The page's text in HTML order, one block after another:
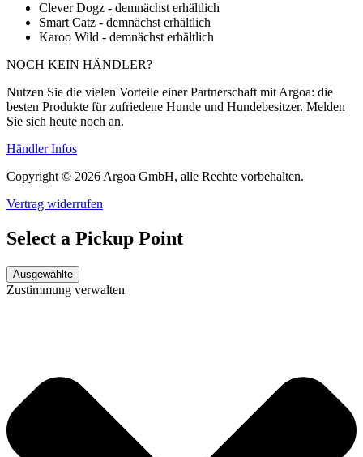
Clever Dogz - demnächst erhältlich
Smart Catz - demnächst erhältlich
Karoo Wild - demnächst erhältlich
NOCH KEIN HÄNDLER?
Nutzen Sie die vielen Vorteile einer Partnerschaft mit Argoa: die
besten Produkte für zufriedene Hunde und Hundebesitzer. Melden
Sie sich heute noch an.
Händler Infos
Copyright © 2026 Argoa GmbH, alle Rechte vorbehalten.
Vertrag widerrufen
Select a Pickup Point
Ausgewählte
Zustimmung verwalten